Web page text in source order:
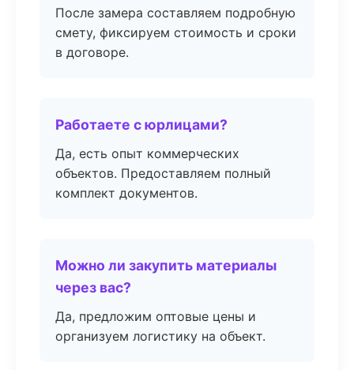
После замера составляем подробную
смету, фиксируем стоимость и сроки
в договоре.
Работаете с юрлицами?
Да, есть опыт коммерческих
объектов. Предоставляем полный
комплект документов.
Можно ли закупить материалы
через вас?
Да, предложим оптовые цены и
организуем логистику на объект.